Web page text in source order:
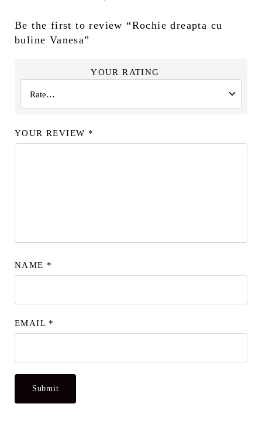
Be the first to review “Rochie dreapta cu
buline Vanesa”
YOUR RATING
YOUR REVIEW *
NAME *
EMAIL *